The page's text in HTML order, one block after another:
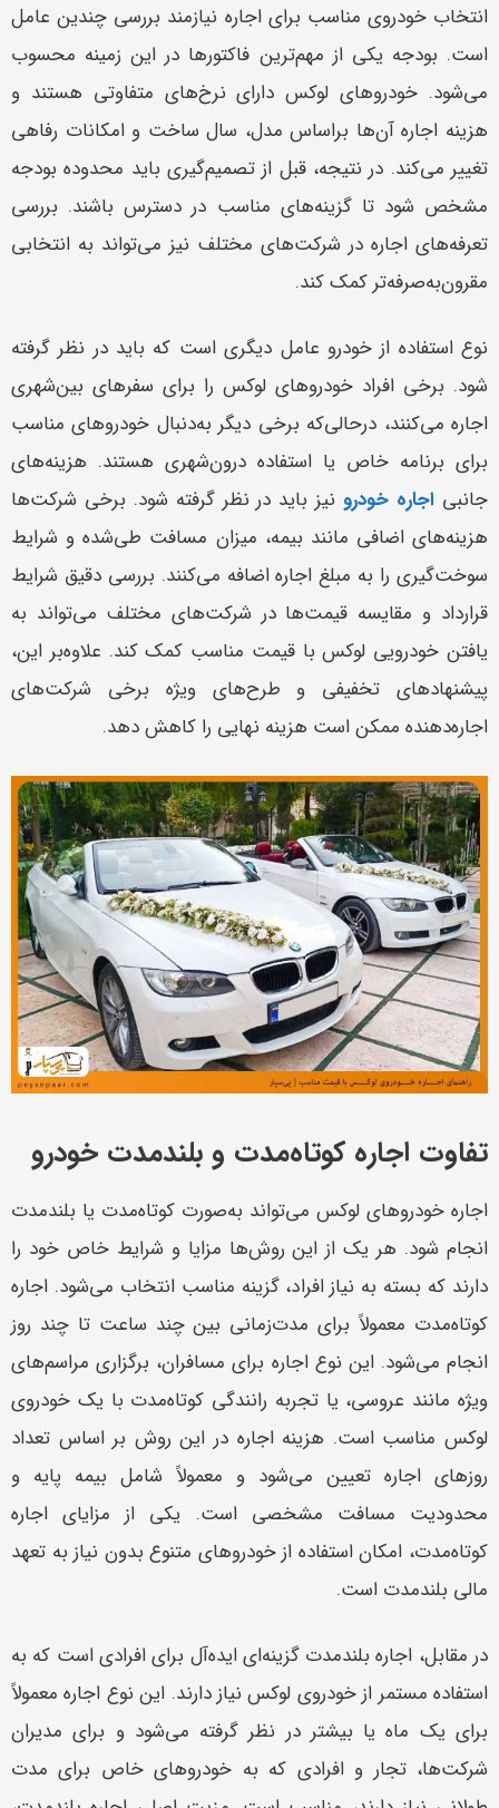
انتخاب خودروی مناسب برای اجاره نیازمند بررسی چندین عامل
است. بودجه یکی از مهم‌ترین فاکتورها در این زمینه محسوب
می‌شود. خودروهای لوکس دارای نرخ‌های متفاوتی هستند و
هزینه اجاره آن‌ها براساس مدل، سال ساخت و امکانات رفاهی
تغییر می‌کند. در نتیجه، قبل از تصمیم‌گیری باید محدوده بودجه
مشخص شود تا گزینه‌های مناسب در دسترس باشند. بررسی
تعرفه‌های اجاره در شرکت‌های مختلف نیز می‌تواند به انتخابی
مقرون‌به‌صرفه‌تر کمک کند.
نوع استفاده از خودرو عامل دیگری است که باید در نظر گرفته
شود. برخی افراد خودروهای لوکس را برای سفرهای بین‌شهری
اجاره می‌کنند، درحالی‌که برخی دیگر به‌دنبال خودروهای مناسب
برای برنامه خاص یا استفاده درون‌شهری هستند. هزینه‌های
جانبی اجاره خودرو نیز باید در نظر گرفته شود. برخی شرکت‌ها
هزینه‌های اضافی مانند بیمه، میزان مسافت طی‌شده و شرایط
سوخت‌گیری را به مبلغ اجاره اضافه می‌کنند. بررسی دقیق شرایط
قرارداد و مقایسه قیمت‌ها در شرکت‌های مختلف می‌تواند به
یافتن خودرویی لوکس با قیمت مناسب کمک کند. علاوه‌بر این،
پیشنهادهای تخفیفی و طرح‌های ویژه برخی شرکت‌های
اجاره‌دهنده ممکن است هزینه نهایی را کاهش دهد.
تفاوت اجاره کوتاه‌مدت و بلندمدت خودرو
اجاره خودروهای لوکس می‌تواند به‌صورت کوتاه‌مدت یا بلندمدت
انجام شود. هر یک از این روش‌ها مزایا و شرایط خاص خود را
دارند که بسته به نیاز افراد، گزینه مناسب انتخاب می‌شود. اجاره
کوتاه‌مدت معمولاً برای مدت‌زمانی بین چند ساعت تا چند روز
انجام می‌شود. این نوع اجاره برای مسافران، برگزاری مراسم‌های
ویژه مانند عروسی، یا تجربه رانندگی کوتاه‌مدت با یک خودروی
لوکس مناسب است. هزینه اجاره در این روش بر اساس تعداد
روزهای اجاره تعیین می‌شود و معمولاً شامل بیمه پایه و
محدودیت مسافت مشخصی است. یکی از مزایای اجاره
کوتاه‌مدت، امکان استفاده از خودروهای متنوع بدون نیاز به تعهد
مالی بلندمدت است.
در مقابل، اجاره بلندمدت گزینه‌ای ایده‌آل برای افرادی است که به
استفاده مستمر از خودروی لوکس نیاز دارند. این نوع اجاره معمولاً
برای یک ماه یا بیشتر در نظر گرفته می‌شود و برای مدیران
شرکت‌ها، تجار و افرادی که به خودروهای خاص برای مدت